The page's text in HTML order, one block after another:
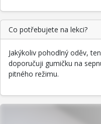
Co potřebujete na lekci?
Jakýkoliv pohodlný oděv,
doporučuji gumičku na
pitného režimu.